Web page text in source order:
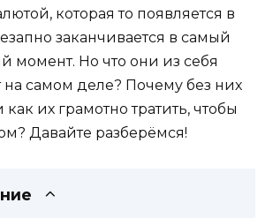
которая то появляется в
заканчивается в самый
момент. Но что они из себя
на самом деле? Почему без них
их грамотно тратить, чтобы
Давайте разберёмся!